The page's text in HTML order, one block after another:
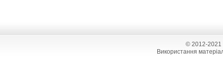
© 2012-2021
Використання